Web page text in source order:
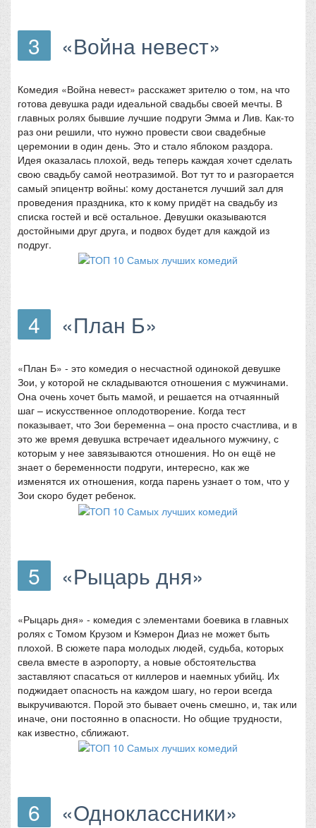
3 «Война невест»
Комедия «Война невест» расскажет зрителю о том, на что
готова девушка ради идеальной свадьбы своей мечты. В
главных ролях бывшие лучшие подруги Эмма и Лив. Как-то
раз они решили, что нужно провести свои свадебные
церемонии в один день. Это и стало яблоком раздора.
Идея оказалась плохой, ведь теперь каждая хочет сделать
свою свадьбу самой неотразимой. Вот тут то и разгорается
самый эпицентр войны: кому достанется лучший зал для
проведения праздника, кто к кому придёт на свадьбу из
списка гостей и всё остальное. Девушки оказываются
достойными друг друга, и подвох будет для каждой из
подруг.
4 «План Б»
«План Б» - это комедия о несчастной одинокой девушке
Зои, у которой не складываются отношения с мужчинами.
Она очень хочет быть мамой, и решается на отчаянный
шаг – искусственное оплодотворение. Когда тест
показывает, что Зои беременна – она просто счастлива, и в
это же время девушка встречает идеального мужчину, с
которым у нее завязываются отношения. Но он ещё не
знает о беременности подруги, интересно, как же
изменятся их отношения, когда парень узнает о том, что у
Зои скоро будет ребенок.
5 «Рыцарь дня»
«Рыцарь дня» - комедия с элементами боевика в главных
ролях с Томом Крузом и Кэмерон Диаз не может быть
плохой. В сюжете пара молодых людей, судьба, которых
свела вместе в аэропорту, а новые обстоятельства
заставляют спасаться от киллеров и наемных убийц. Их
поджидает опасность на каждом шагу, но герои всегда
выкручиваются. Порой это бывает очень смешно, и, так или
иначе, они постоянно в опасности. Но общие трудности,
как известно, сближают.
6 «Одноклассники»